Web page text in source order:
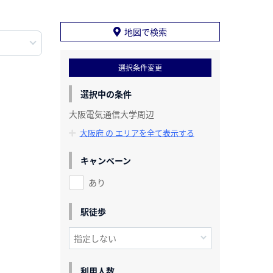
地図で検索
選択条件変更
選択中の条件
大阪電気通信大学周辺
大阪府 の エリアを全て表示する
キャンペーン
あり
駅徒歩
利用人数